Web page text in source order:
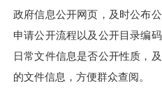
政府信息公开网页，及时公布
申请公开流程以及公开目录编
日常文件信息是否公开性质，
的文件信息，方便群众查阅。